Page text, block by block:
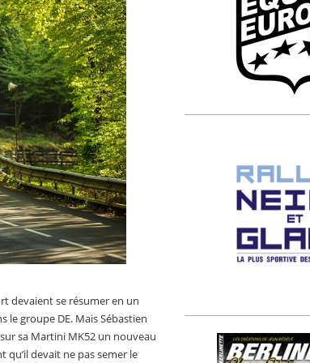
devaient se résumer en un
le groupe DE. Mais Sébastien
sa Martini MK52 un nouveau
qu’il devait ne pas semer le